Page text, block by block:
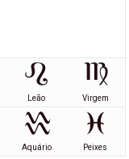
Leão Virgem
Aquário Peixes